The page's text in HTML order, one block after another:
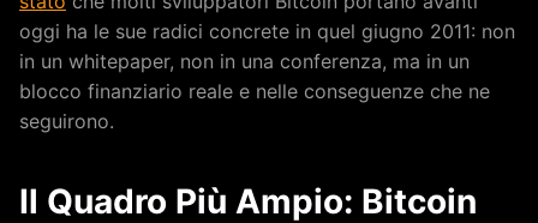
oggi ha le sue radici concrete in quel giugno 2011: non
in un whitepaper, non in una conferenza, ma in un
blocco finanziario reale e nelle conseguenze che ne
seguirono.
Il Quadro Più Ampio: Bitcoin